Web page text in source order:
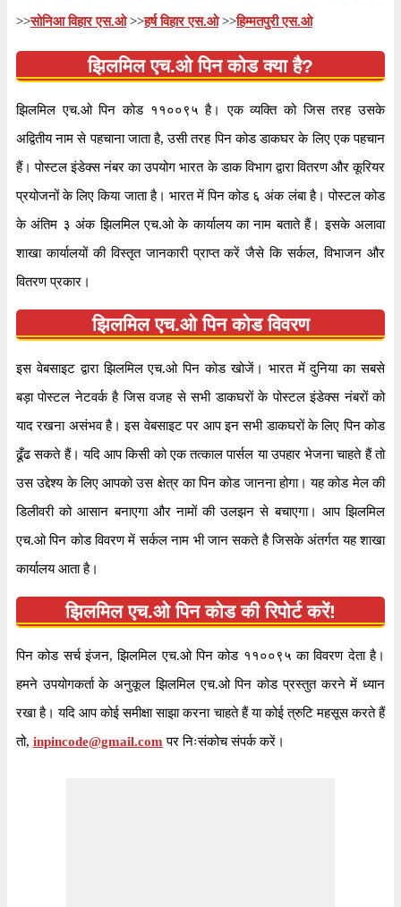
>>सोनिआ विहार एस.ओ>>हर्ष विहार एस.ओ>>हिम्मतपुरी एस.ओ
झिलमिल एच.ओ पिन कोड क्या है?
झिलमिल एच.ओ पिन कोड ११००९५ है। एक व्यक्ति को जिस तरह उसके
अद्वितीय नाम से पहचाना जाता है, उसी तरह पिन कोड डाकघर के लिए एक पहचान
हैं। पोस्टल इंडेक्स नंबर का उपयोग भारत के डाक विभाग द्वारा वितरण और कूरियर
प्रयोजनों के लिए किया जाता है। भारत में पिन कोड ६ अंक लंबा है। पोस्टल कोड
के अंतिम ३ अंक झिलमिल एच.ओ के कार्यालय का नाम बताते हैं। इसके अलावा
शाखा कार्यालयों की विस्तृत जानकारी प्राप्त करें जैसे कि सर्कल, विभाजन और
वितरण प्रकार।
झिलमिल एच.ओ पिन कोड विवरण
इस वेबसाइट द्वारा झिलमिल एच.ओ पिन कोड खोजें। भारत में दुनिया का सबसे
बड़ा पोस्टल नेटवर्क है जिस वजह से सभी डाकघरों के पोस्टल इंडेक्स नंबरों को
याद रखना असंभव है। इस वेबसाइट पर आप इन सभी डाकघरों के लिए पिन कोड
ढूँढ सकते हैं। यदि आप किसी को एक तत्काल पार्सल या उपहार भेजना चाहते हैं तो
उस उद्देश्य के लिए आपको उस क्षेत्र का पिन कोड जानना होगा। यह कोड मेल की
डिलीवरी को आसान बनाएगा और नामों की उलझन से बचाएगा। आप झिलमिल
एच.ओ पिन कोड विवरण में सर्कल नाम भी जान सकते है जिसके अंतर्गत यह शाखा
कार्यालय आता है।
झिलमिल एच.ओ पिन कोड की रिपोर्ट करें!
पिन कोड सर्च इंजन, झिलमिल एच.ओ पिन कोड ११००९५ का विवरण देता है।
हमने उपयोगकर्ता के अनुकूल झिलमिल एच.ओ पिन कोड प्रस्तुत करने में ध्यान
रखा है। यदि आप कोई समीक्षा साझा करना चाहते हैं या कोई त्रुटि महसूस करते हैं
तो, inpincode@gmail.com पर निःसंकोच संपर्क करें।